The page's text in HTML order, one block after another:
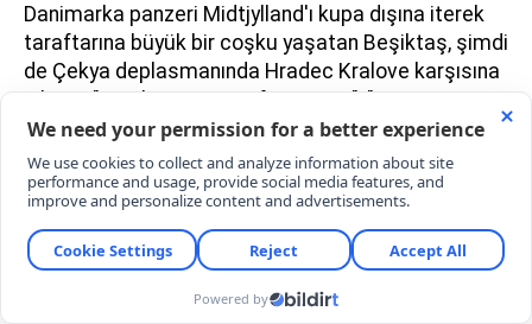
Danimarka panzeri Midtjylland'ı kupa dışına iterek
taraftarına büyük bir coşku yaşatan Beşiktaş, şimdi
de Çekya deplasmanında Hradec Kralove karşısına
çıkıyor. "Beşiktaş maçı şifresiz mi?", "BJK maçı
hangi kanalda yayınlanacak?" soruları arama
motorlarında günün en çok araştırılan konusu
olurken, beklenen müjdeli haber yayıncı kuruluştan
geldi. İşte milyonlarca siyah-beyazlı taraftarın
nefesini tutarak beklediği o zorlu doksan dakikanın
şifresiz yayın bilgileri, maç saati ve muhtemel ilk